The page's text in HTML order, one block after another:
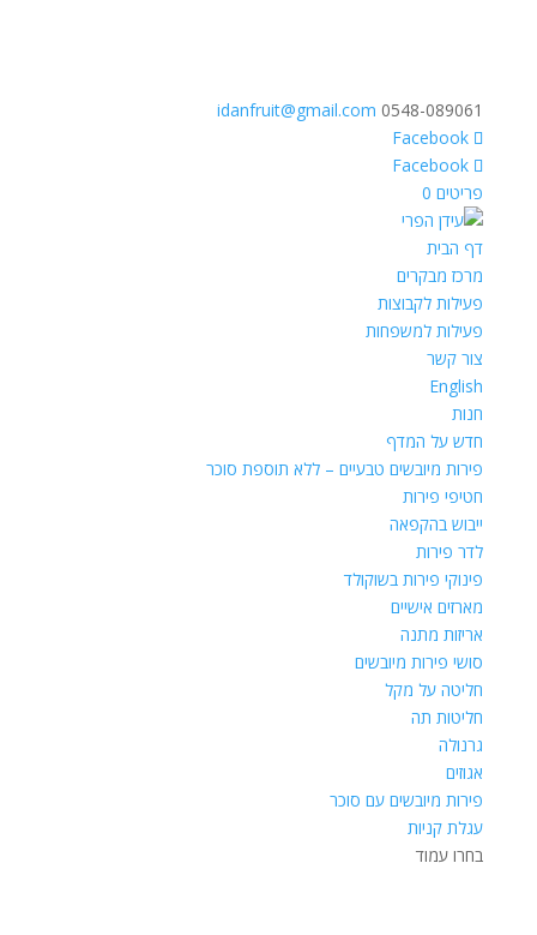
0548-089061
idanfruit@gmail.com
פריטים 0
דף הבית
מרכז מבקרים
פעילות לקבוצות
פעילות למשפחות
צור קשר
English
חנות
חדש על המדף
פירות מיובשים טבעיים – ללא תוספת סוכר
חטיפי פירות
ייבוש בהקפאה
לדר פירות
פינוקי פירות בשוקולד
מארזים אישיים
אריזות מתנה
סושי פירות מיובשים
חליטה על מקל
חליטות תה
גרנולה
אגוזים
פירות מיובשים עם סוכר
עגלת קניות
בחרו עמוד